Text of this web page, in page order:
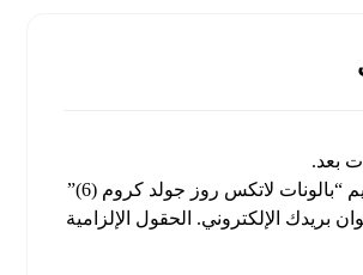
بعد.
“بالونات لاتكس روز جولد كروم (6)”
بريدك الإلكتروني. الحقول الإلزامية